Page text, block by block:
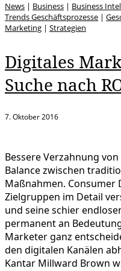
News | Business | Business
Trends Geschäftsprozesse |
Marketing | Strategien
Digitales
Suche nach
7. Oktober 2016
Bessere Verzahnung
Balance zwischen
Maßnahmen. Consumer
Zielgruppen im Detail
und seine schier
permanent an
Marketer ganz
den digitalen Kanälen
Kantar Millward Brown